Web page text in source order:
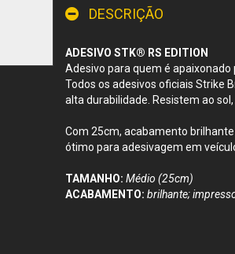
DESCRIÇÃO
ADESIVO STK® RS EDITION
Adesivo para quem é
Todos os adesivos oficiais Strike
alta durabilidade. Resistem ao
Com 25cm, acabamento
ótimo para adesivagem em
TAMANHO: Médio (25cm)
ACABAMENTO: brilhante;